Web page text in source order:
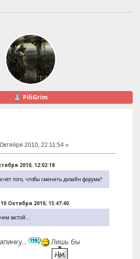
PiliGrim
2010, 22:11:54 »
2010, 12:02:18
того, чтобы сменить дизайн форума?
Октября 2010, 15:47:40
застой...
Лишь бы